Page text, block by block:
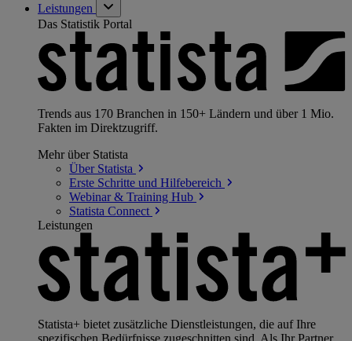
Leistungen
Das Statistik Portal
Trends aus 170 Branchen in 150+ Ländern und über 1 Mio.
Fakten im Direktzugriff.
Mehr über Statista
Über Statista
Erste Schritte und Hilfebereich
Webinar & Training Hub
Statista Connect
Leistungen
Statista+ bietet zusätzliche Dienstleistungen, die auf Ihre
spezifischen Bedürfnisse zugeschnitten sind. Als Ihr Partner